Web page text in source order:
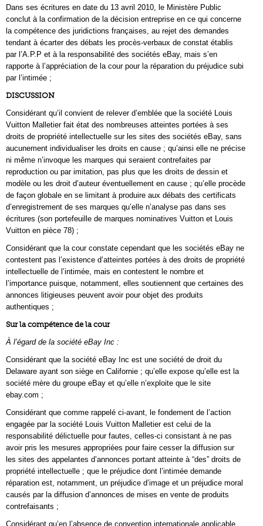
Dans ses écritures en date du 13 avril 2010, le Ministère Public
conclut à la confirmation de la décision entreprise en ce qui concerne
la compétence des juridictions françaises, au rejet des demandes
tendant à écarter des débats les procès-verbaux de constat établis
par l’A.P.P et à la responsabilité des sociétés eBay, mais s’en
rapporte à l’appréciation de la cour pour la réparation du préjudice subi
par l’intimée ;
DISCUSSION
Considérant qu’il convient de relever d’emblée que la société Louis
Vuitton Malletier fait état des nombreuses atteintes portées à ses
droits de propriété intellectuelle sur les sites des sociétés eBay, sans
aucunement individualiser les droits en cause ; qu’ainsi elle ne précise
ni même n’invoque les marques qui seraient contrefaites par
reproduction ou par imitation, pas plus que les droits de dessin et
modèle ou les droit d’auteur éventuellement en cause ; qu’elle procède
de façon globale en se limitant à produire aux débats des certificats
d’enregistrement de ses marques qu’elle n’analyse pas dans ses
écritures (son portefeuille de marques nominatives Vuitton et Louis
Vuitton en pièce 78) ;
Considérant que la cour constate cependant que les sociétés eBay ne
contestent pas l’existence d’atteintes portées à des droits de propriété
intellectuelle de l’intimée, mais en contestent le nombre et
l’importance puisque, notamment, elles soutiennent que certaines des
annonces litigieuses peuvent avoir pour objet des produits
authentiques ;
Sur la compétence de la cour
À l’égard de la société eBay Inc :
Considérant que la société eBay Inc est une société de droit du
Delaware ayant son siège en Californie ; qu’elle expose qu’elle est la
société mère du groupe eBay et qu’elle n’exploite que le site
ebay.com ;
Considérant que comme rappelé ci-avant, le fondement de l’action
engagée par la société Louis Vuitton Malletier est celui de la
responsabilité délictuelle pour fautes, celles-ci consistant à ne pas
avoir pris les mesures appropriées pour faire cesser la diffusion sur
les sites des appelantes d’annonces portant atteinte à “des” droits de
propriété intellectuelle ; que le préjudice dont l’intimée demande
réparation est, notamment, un préjudice d’image et un préjudice moral
causés par la diffusion d’annonces de mises en vente de produits
contrefaisants ;
Considérant qu’en l’absence de convention internationale applicable